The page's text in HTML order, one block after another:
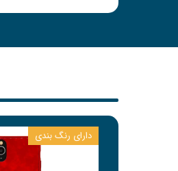
دارای رنگ بندی